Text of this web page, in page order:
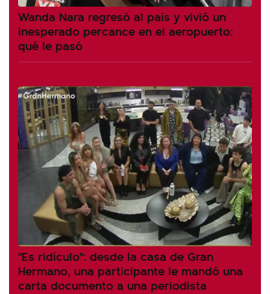
Wanda Nara regresó al país y vivió un
inesperado percance en el aeropuerto:
qué le pasó
"Es ridículo": desde la casa de Gran
Hermano, una participante le mandó una
carta documento a una periodista